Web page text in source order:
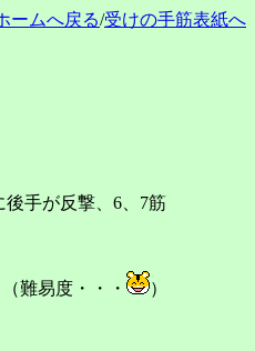
ームへ戻る/受けの手筋表紙へ
手が反撃、6、7筋
（難易度・・・ ）